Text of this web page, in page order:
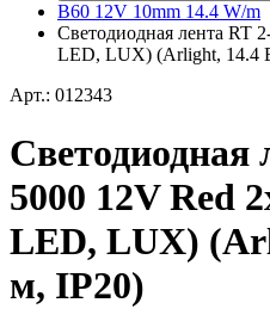
B60 12V 10mm 14.4 W/m
Светодиодная лента RT
LED, LUX) (Arlight, 14.4
Арт.: 012343
Светодиодная
5000 12V Red
LED, LUX)
м, IP20)